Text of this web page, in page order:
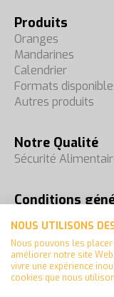
Produits
Oranges
Mandarines
Calendrier
Formats
Autres produits
Notre Qualité
Sécurité
Conditions
Foires
Contact
NOUS UTILISONS
Nous pouvons les
améliorer notre site
vivre une expérience
cookies que nous